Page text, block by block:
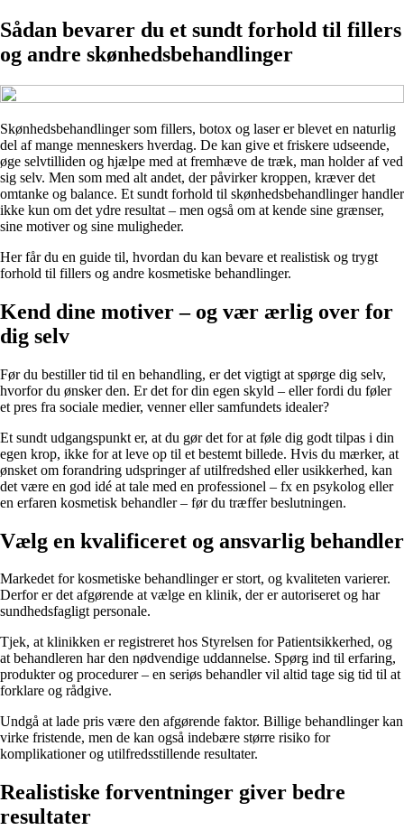
Sådan bevarer du et sundt forhold til fillers
og andre skønhedsbehandlinger
Skønhedsbehandlinger som fillers, botox og laser er blevet en naturlig
del af mange menneskers hverdag. De kan give et friskere udseende,
øge selvtilliden og hjælpe med at fremhæve de træk, man holder af ved
sig selv. Men som med alt andet, der påvirker kroppen, kræver det
omtanke og balance. Et sundt forhold til skønhedsbehandlinger handler
ikke kun om det ydre resultat – men også om at kende sine grænser,
sine motiver og sine muligheder.
Her får du en guide til, hvordan du kan bevare et realistisk og trygt
forhold til fillers og andre kosmetiske behandlinger.
Kend dine motiver – og vær ærlig over for
dig selv
Før du bestiller tid til en behandling, er det vigtigt at spørge dig selv,
hvorfor du ønsker den. Er det for din egen skyld – eller fordi du føler
et pres fra sociale medier, venner eller samfundets idealer?
Et sundt udgangspunkt er, at du gør det for at føle dig godt tilpas i din
egen krop, ikke for at leve op til et bestemt billede. Hvis du mærker, at
ønsket om forandring udspringer af utilfredshed eller usikkerhed, kan
det være en god idé at tale med en professionel – fx en psykolog eller
en erfaren kosmetisk behandler – før du træffer beslutningen.
Vælg en kvalificeret og ansvarlig behandler
Markedet for kosmetiske behandlinger er stort, og kvaliteten varierer.
Derfor er det afgørende at vælge en klinik, der er autoriseret og har
sundhedsfagligt personale.
Tjek, at klinikken er registreret hos Styrelsen for Patientsikkerhed, og
at behandleren har den nødvendige uddannelse. Spørg ind til erfaring,
produkter og procedurer – en seriøs behandler vil altid tage sig tid til at
forklare og rådgive.
Undgå at lade pris være den afgørende faktor. Billige behandlinger kan
virke fristende, men de kan også indebære større risiko for
komplikationer og utilfredsstillende resultater.
Realistiske forventninger giver bedre
resultater